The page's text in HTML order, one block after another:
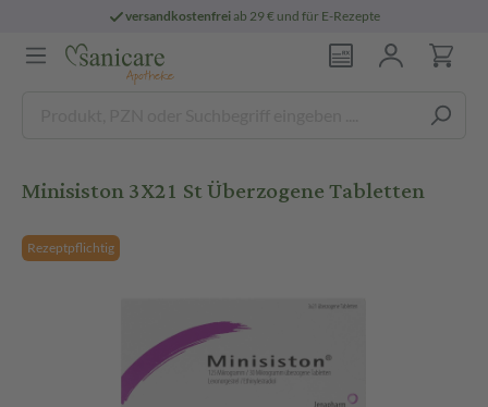
versandkostenfreiab 29 € und für E-Rezepte
Minisiston 3X21 St Überzogene Tabletten
Rezeptpflichtig